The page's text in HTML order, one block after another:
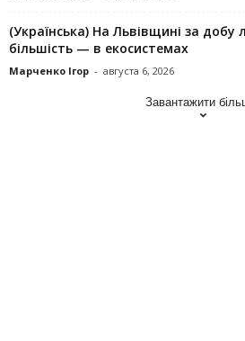
(Українська) На Львівщині за добу
більшість — в екосистемах
Марченко Ігор - августа 6, 2026
Завантажити